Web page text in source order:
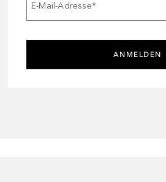
E-Mail-Adresse*
ANMELDEN